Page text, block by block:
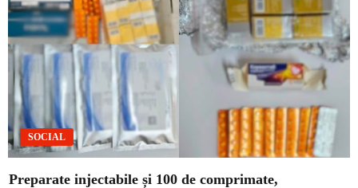
SOCIAL
Preparate injectabile și 100 de comprimate,